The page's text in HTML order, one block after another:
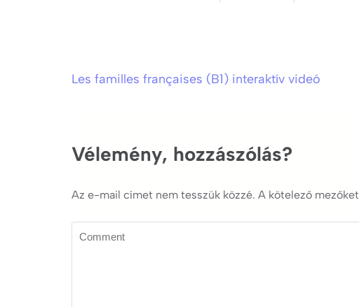
Bejegyzés
Les familles françaises (B1) interaktív videó
Vélemény, hozzászólás?
Az e-mail címet nem tesszük közzé. A kötelező mezőket
Comment